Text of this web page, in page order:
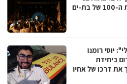
ים
יוסי רומנו
ביחידת
את דרכו של אחיו